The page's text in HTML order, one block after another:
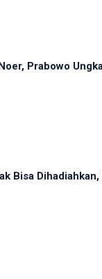
Prabowo
Bisa